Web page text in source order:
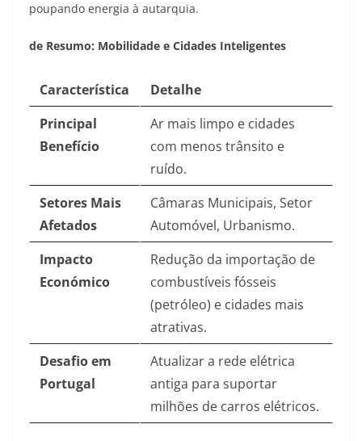
poupando energia à autarquia.
de Resumo: Mobilidade e Cidades Inteligentes
Característica
Detalhe
Principal
Benefício
Ar mais limpo e cidades
com menos trânsito e
ruído.
Setores Mais
Afetados
Câmaras Municipais, Setor
Automóvel, Urbanismo.
Impacto
Económico
Redução da importação de
combustíveis fósseis
(petróleo) e cidades mais
atrativas.
Desafio em
Portugal
Atualizar a rede elétrica
antiga para suportar
milhões de carros elétricos.